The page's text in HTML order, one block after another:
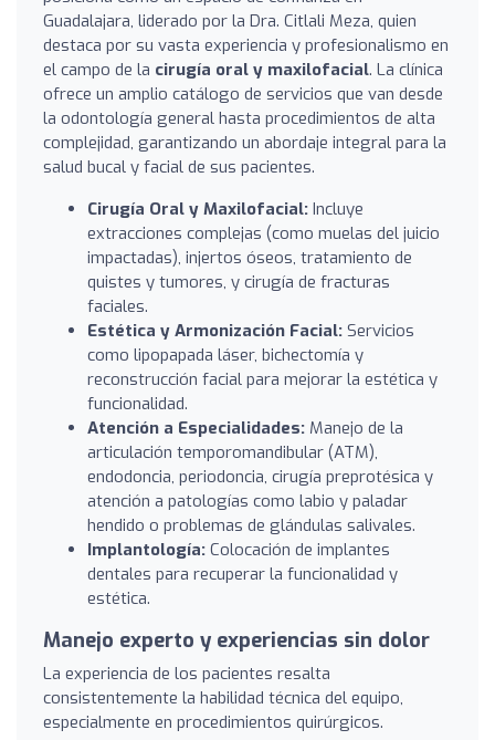
Guadalajara, liderado por la Dra. Citlali Meza, quien
destaca por su vasta experiencia y profesionalismo en
el campo de la cirugía oral y maxilofacial. La clínica
ofrece un amplio catálogo de servicios que van desde
la odontología general hasta procedimientos de alta
complejidad, garantizando un abordaje integral para la
salud bucal y facial de sus pacientes.
Cirugía Oral y Maxilofacial: Incluye
extracciones complejas (como muelas del juicio
impactadas), injertos óseos, tratamiento de
quistes y tumores, y cirugía de fracturas
faciales.
Estética y Armonización Facial: Servicios
como lipopapada láser, bichectomía y
reconstrucción facial para mejorar la estética y
funcionalidad.
Atención a Especialidades: Manejo de la
articulación temporomandibular (ATM),
endodoncia, periodoncia, cirugía preprotésica y
atención a patologías como labio y paladar
hendido o problemas de glándulas salivales.
Implantología: Colocación de implantes
dentales para recuperar la funcionalidad y
estética.
Manejo experto y experiencias sin dolor
La experiencia de los pacientes resalta
consistentemente la habilidad técnica del equipo,
especialmente en procedimientos quirúrgicos.